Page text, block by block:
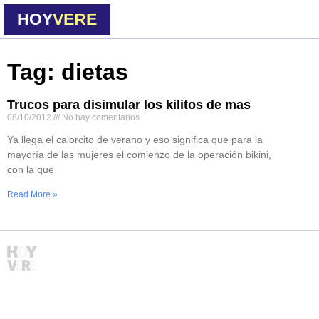
HOYVERE
Tag: dietas
Trucos para disimular los kilitos de mas
08/10/2012 No hay comentarios
Ya llega el calorcito de verano y eso significa que para la
mayoría de las mujeres el comienzo de la operación bikini,
con la que
Read More »